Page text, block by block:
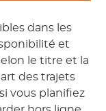
dans les
et
le titre et la
des trajets
vous planifiez